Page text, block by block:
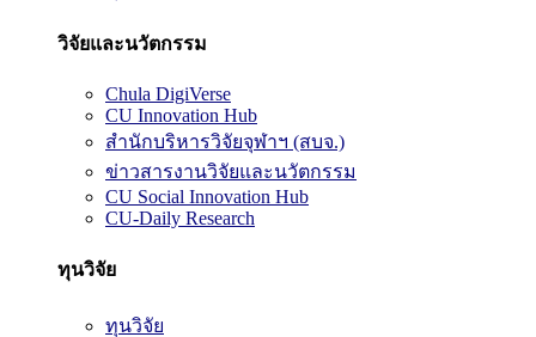
วิจัยและนวัตกรรม
Chula DigiVerse
CU Innovation Hub
สำนักบริหารวิจัยจุฬาฯ (สบจ.)
ข่าวสารงานวิจัยและนวัตกรรม
CU Social Innovation Hub
CU-Daily Research
ทุนวิจัย
ทุนวิจัย